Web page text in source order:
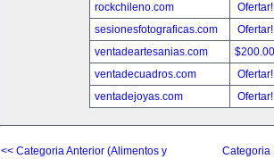
rockchileno.com
sesionesfotograficas.com
ventadeartesanias.com
ventadecuadros.com
ventadejoyas.com
<< Categoria Anterior (Alimentos y
Categoria